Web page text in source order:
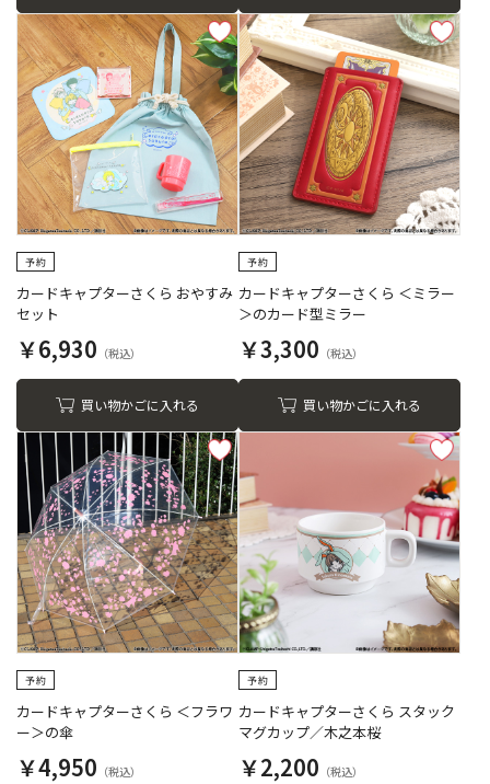
カードキャプターさくら おやすみ
セット
￥6,930
買い物かごに入れる
カードキャプターさくら ＜ミラー
＞のカード型ミラー
￥3,300
買い物かごに入れる
カードキャプターさくら ＜フラワ
ー＞の傘
￥4,950
カードキャプターさくら スタック
マグカップ／木之本桜
￥2,200